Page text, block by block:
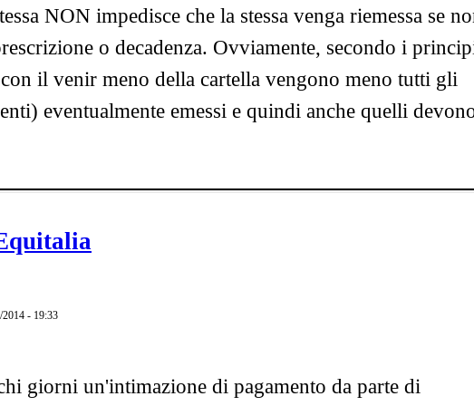
NON impedisce che la stessa venga riemessa se
o decadenza. Ovviamente, secondo i
il venir meno della cartella vengono meno tutti gli
eventualmente emessi e quindi anche quelli
- 19:33
giorni un'intimazione di pagamento da parte di